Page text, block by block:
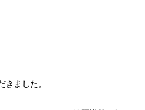
ました。